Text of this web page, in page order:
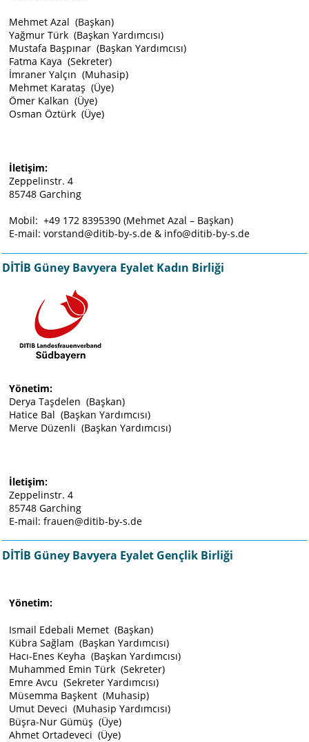
Mehmet Azal (Başkan)
Yağmur Türk (Başkan Yardımcısı)
Mustafa Başpınar (Başkan Yardımcısı)
Fatma Kaya (Sekreter)
İmraner Yalçın (Muhasip)
Mehmet Karataş (Üye)
Ömer Kalkan (Üye)
Osman Öztürk (Üye)
İletişim:
Zeppelinstr. 4
85748 Garching
Mobil: +49 172 8395390 (Mehmet Azal – Başkan)
E-mail: vorstand@ditib-by-s.de & info@ditib-by-s.de
DİTİB Güney Bavyera Eyalet Kadın Birliği
Yönetim:
Derya Taşdelen (Başkan)
Hatice Bal (Başkan Yardımcısı)
Merve Düzenli (Başkan Yardımcısı)
İletişim:
Zeppelinstr. 4
85748 Garching
E-mail: frauen@ditib-by-s.de
DİTİB Güney Bavyera Eyalet Gençlik Birliği
Yönetim:
Ismail Edebali Memet (Başkan)
Kübra Sağlam (Başkan Yardımcısı)
Hacı-Enes Keyha (Başkan Yardımcısı)
Muhammed Emin Türk (Sekreter)
Emre Avcu (Sekreter Yardımcısı)
Müsemma Başkent (Muhasip)
Umut Deveci (Muhasip Yardımcısı)
Büşra-Nur Gümüş (Üye)
Ahmet Ortadeveci (Üye)